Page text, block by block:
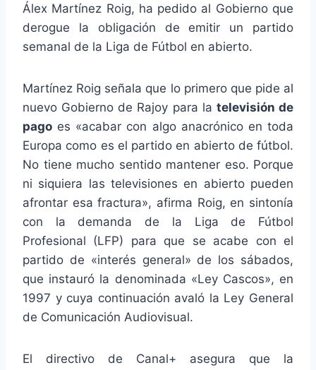
Álex Martínez Roig, ha pedido al Gobierno que
derogue la obligación de emitir un partido
semanal de la Liga de Fútbol en abierto.
Martínez Roig señala que lo primero que pide al
nuevo Gobierno de Rajoy para la televisión de
pago es «acabar con algo anacrónico en toda
Europa como es el partido en abierto de fútbol.
No tiene mucho sentido mantener eso. Porque
ni siquiera las televisiones en abierto pueden
afrontar esa fractura», afirma Roig, en sintonía
con la demanda de la Liga de Fútbol
Profesional (LFP) para que se acabe con el
partido de «interés general» de los sábados,
que instauró la denominada «Ley Cascos», en
1997 y cuya continuación avaló la Ley General
de Comunicación Audiovisual.
El directivo de Canal+ asegura que la